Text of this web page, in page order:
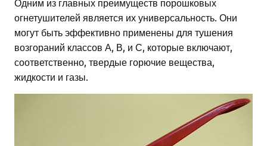
огнетушителей является их универсальность. Они
могут быть эффективно применены для тушения
возгораний классов А, В, и С, которые включают,
соответственно, твердые горючие вещества,
жидкости и газы.